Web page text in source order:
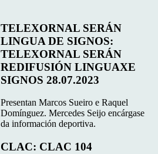
TELEXORNAL SERÁN
LINGUA DE SIGNOS:
TELEXORNAL SERÁN
REDIFUSIÓN LINGUAXE
SIGNOS 28.07.2023
Presentan Marcos Sueiro e Raquel
Domínguez. Mercedes Seijo encárgase
da información deportiva.
CLAC: CLAC 104